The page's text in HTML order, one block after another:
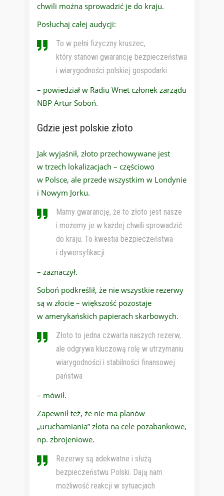
chwili można sprowadzić je do kraju.
Posłuchaj całej audycji:
To w pełni fizyczny kruszec,
który stanowi gwarancję bezpieczeństwa
i wiarygodności polskiej gospodarki
– powiedział w Radiu Wnet członek zarządu
NBP Artur Soboń.
Gdzie jest polskie złoto
Jak wyjaśnił, złoto przechowywane jest
w trzech lokalizacjach – częściowo
w Polsce, ale przede wszystkim w Londynie
i Nowym Jorku.
Mamy gwarancję, że to złoto jest nasze
i możemy je w każdej chwili sprowadzić
do kraju. To kwestia bezpieczeństwa
i dywersyfikacji
– zaznaczył.
Soboń podkreślił, że nie wszystkie rezerwy
są w złocie – większość pozostaje
w amerykańskich papierach skarbowych.
Złoto to jedna czwarta naszych rezerw,
ale odgrywa kluczową rolę w utrzymaniu
wiarygodności i stabilności finansowej
państwa
– mówił.
Zapewnił też, że nie ma planów
„uruchamiania” złota na cele pozabankowe,
np. zbrojeniowe.
Rezerwy są adekwatne i służą
bezpieczeństwu Polski. Dają nam
możliwość reakcji w sytuacjach